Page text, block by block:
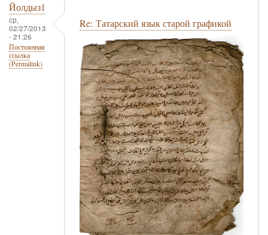
Йолдыз1
ср,
02/27/2013
- 21:26
Постоянная
ссылка
(Permalink)
Re: Татарский язык старой графикой